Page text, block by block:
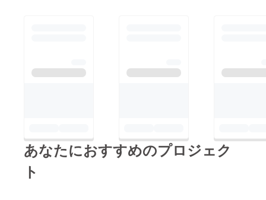
あなたにおすすめのプロジェク
ト